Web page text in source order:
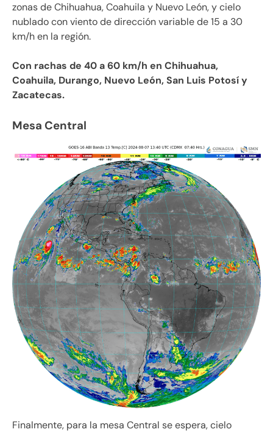
zonas de Chihuahua, Coahuila y Nuevo León, y cielo
nublado con viento de dirección variable de 15 a 30
km/h en la región.
Con rachas de 40 a 60 km/h en Chihuahua,
Coahuila, Durango, Nuevo León, San Luis Potosí y
Zacatecas.
Mesa Central
Finalmente, para la mesa Central se espera, cielo